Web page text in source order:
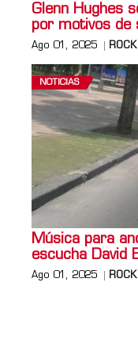
Glenn Hughes
por motivos de
Ago 01, 2025
NOTICIAS
Música para
escucha David
Ago 01, 2025